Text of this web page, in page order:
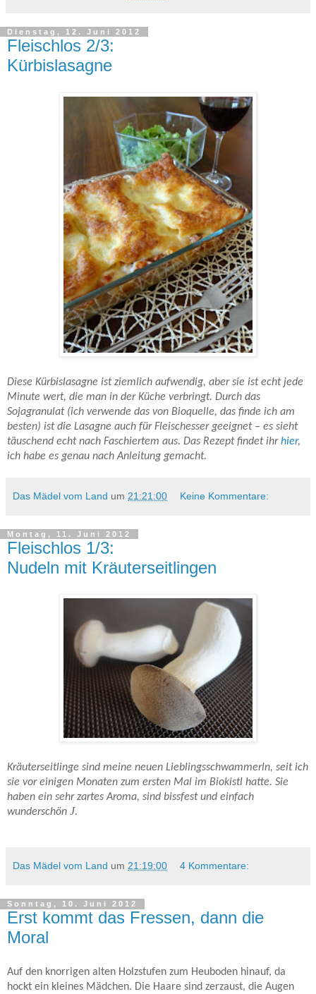
Dienstag, 12. Juni 2012
Fleischlos 2/3:
Kürbislasagne
Diese Kürbislasagne ist ziemlich aufwendig, aber sie ist echt jede
Minute wert, die man in der Küche verbringt. Durch das
Sojagranulat (ich verwende das von Bioquelle, das finde ich am
besten) ist die Lasagne auch für Fleischesser geeignet – es sieht
täuschend echt nach Faschiertem aus. Das Rezept findet ihrhier,
ich habe es genau nach Anleitung gemacht.
Das Mädel vom Land um 21:21:00 Keine Kommentare:
Montag, 11. Juni 2012
Fleischlos 1/3:
Nudeln mit Kräuterseitlingen
Kräuterseitlinge sind meine neuen Lieblingsschwammerln, seit ich
sie vor einigen Monaten zum ersten Mal im Biokistl hatte. Sie
haben ein sehr zartes Aroma, sind bissfest und einfach
wunderschön J.
Das Mädel vom Land um 21:19:00 4 Kommentare:
Sonntag, 10. Juni 2012
Erst kommt das Fressen, dann die
Moral
Auf den knorrigen alten Holzstufen zum Heuboden hinauf, da
hockt ein kleines Mädchen. Die Haare sind zerzaust, die Augen